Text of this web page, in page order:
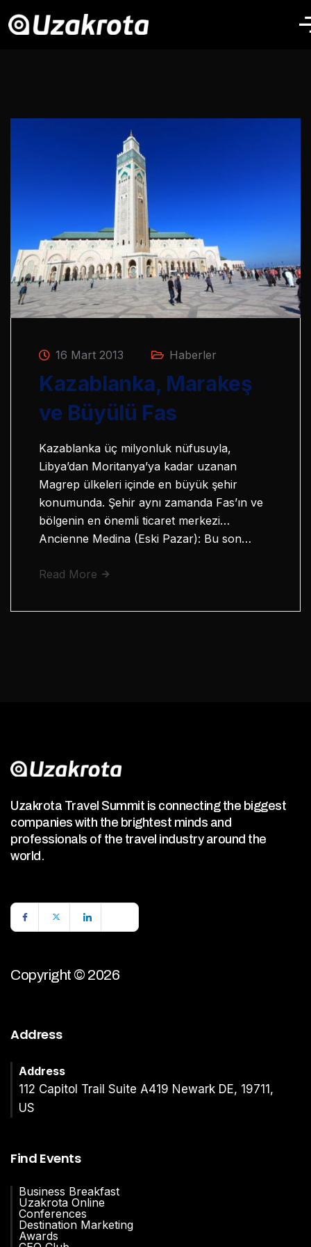
16 Mart 2013 Haberler
Kazablanka, Marakeş
ve Büyülü Fas
Kazablanka üç milyonluk nüfusuyla,
Libya’dan Moritanya’ya kadar uzanan
Magrep ülkeleri içinde en büyük şehir
konumunda. Şehir aynı zamanda Fas’ın ve
bölgenin en önemli ticaret merkezi…
Ancienne Medina (Eski Pazar): Bu son…
Read More
Uzakrota Travel Summit is connecting the biggest
companies with the brightest minds and
professionals of the travel industry around the
world.
Copyright © 2026
Address
Address
112 Capitol Trail Suite A419 Newark DE, 19711,
US
Find Events
Business Breakfast
Uzakrota Online
Conferences
Destination Marketing
Awards